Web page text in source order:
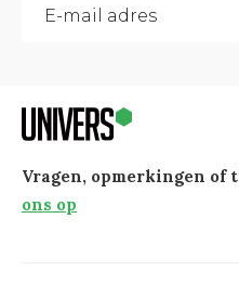
Vragen, opmerkingen of
ons op